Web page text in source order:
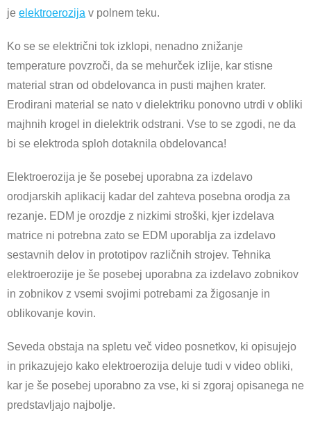
je elektroerozija v polnem teku.
Ko se se električni tok izklopi, nenadno znižanje
temperature povzroči, da se mehurček izlije, kar stisne
material stran od obdelovanca in pusti majhen krater.
Erodirani material se nato v dielektriku ponovno utrdi v obliki
majhnih krogel in dielektrik odstrani. Vse to se zgodi, ne da
bi se elektroda sploh dotaknila obdelovanca!
Elektroerozija je še posebej uporabna za izdelavo
orodjarskih aplikacij kadar del zahteva posebna orodja za
rezanje. EDM je orozdje z nizkimi stroški, kjer izdelava
matrice ni potrebna zato se EDM uporablja za izdelavo
sestavnih delov in prototipov različnih strojev. Tehnika
elektroerozije je še posebej uporabna za izdelavo zobnikov
in zobnikov z vsemi svojimi potrebami za žigosanje in
oblikovanje kovin.
Seveda obstaja na spletu več video posnetkov, ki opisujejo
in prikazujejo kako elektroerozija deluje tudi v video obliki,
kar je še posebej uporabno za vse, ki si zgoraj opisanega ne
predstavljajo najbolje.